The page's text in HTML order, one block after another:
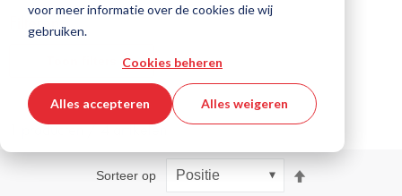
voor meer informatie over de cookies die wij
gebruiken.
Cookies beheren
Alles accepteren Alles weigeren
Filteren
1 producten / 4 artikelen
Sorteer op